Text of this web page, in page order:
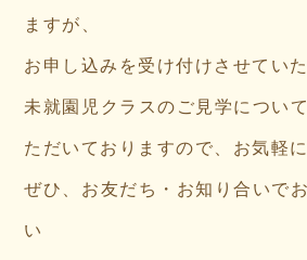
ますが、
お申し込みを受け付けさせてい
未就園児クラスのご見学につい
ただいておりますので、お気軽
ぜひ、お友だち・お知り合いで
い